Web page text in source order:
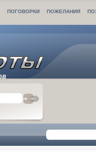
ПОГОВОРКИ ПОЖЕЛАНИЯ